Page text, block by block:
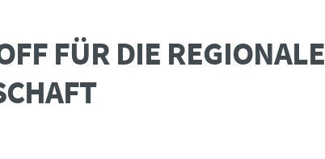
FÜR DIE REGIONALE